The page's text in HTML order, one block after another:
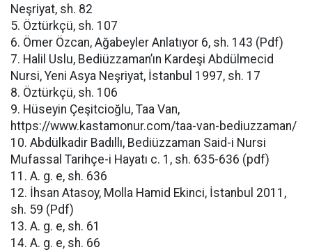
Neşriyat, sh. 82
5. Öztürkçü, sh. 107
6. Ömer Özcan, Ağabeyler Anlatıyor 6, sh. 143 (Pdf)
7. Halil Uslu, Bediüzzaman’ın Kardeşi Abdülmecid
Nursi, Yeni Asya Neşriyat, İstanbul 1997, sh. 17
8. Öztürkçü, sh. 106
9. Hüseyin Çeşitcioğlu, Taa Van,
https://www.kastamonur.com/taa-van-bediuzzaman/
10. Abdülkadir Badıllı, Bediüzzaman Said-i Nursi
Mufassal Tarihçe-i Hayatı c. 1, sh. 635-636 (pdf)
11. A. g. e, sh. 636
12. İhsan Atasoy, Molla Hamid Ekinci, İstanbul 2011,
sh. 59 (Pdf)
13. A. g. e, sh. 61
14. A. g. e, sh. 66